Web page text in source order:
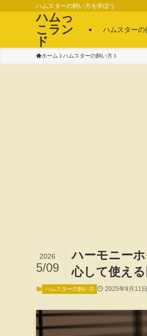
ハムスターの飼い方を学ぼう
ハムっ
こラン
ド
ハムスターの
ホーム ハムスターの飼い方
ハーモニー
心して使え
2026
5/09
ハムスターの飼い方 2025年9月11日